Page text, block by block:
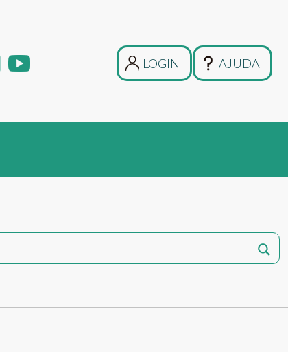
LOGIN AJUDA